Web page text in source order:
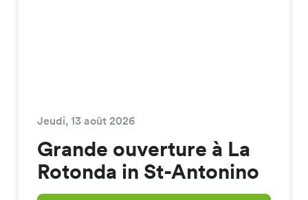
Jeudi, 13 août 2026
Grande ouverture à La
Rotonda in St-Antonino